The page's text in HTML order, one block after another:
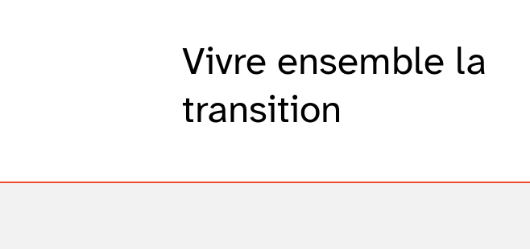
Vivre ensemble la
transition